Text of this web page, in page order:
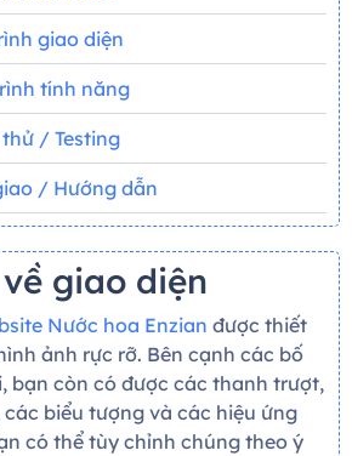
giao diện
tính năng
/ Testing
/ Hướng dẫn
giao diện
Nước hoa Enzian được thiết
ảnh rực rỡ. Bên cạnh các bố
bạn còn có được các thanh trượt,
biểu tượng và các hiệu ứng
có thể tùy chỉnh chúng theo ý